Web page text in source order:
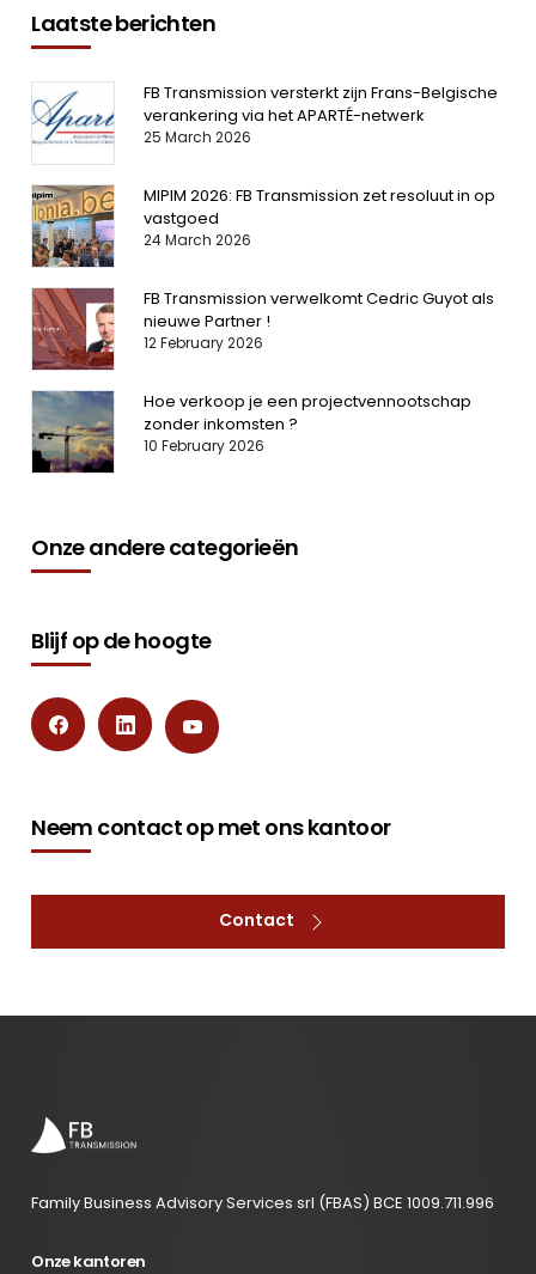
Laatste berichten
FB Transmission versterkt zijn Frans-Belgische
verankering via het APARTÉ-netwerk
25 March 2026
MIPIM 2026: FB Transmission zet resoluut in op
vastgoed
24 March 2026
FB Transmission verwelkomt Cedric Guyot als
nieuwe Partner !
12 February 2026
Hoe verkoop je een projectvennootschap
zonder inkomsten ?
10 February 2026
Onze andere categorieën
Blijf op de hoogte
Neem contact op met ons kantoor
Contact
Family Business Advisory Services srl (FBAS) BCE 1009.711.996
Onze kantoren